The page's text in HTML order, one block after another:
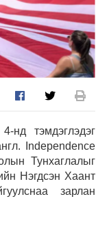
нд тэмдэглэдэг
Independence
Тунхаглалыг
Нэгдсэн Хаант
зарлан